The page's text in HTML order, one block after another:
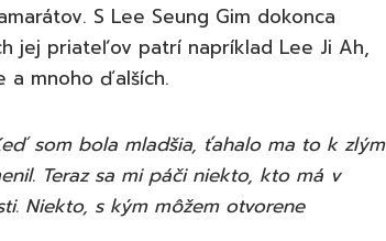
S Lee Seung Gim dokonca
jej priateľov patrí napríklad Lee Ji Ah,
a mnoho ďalších.
som bola mladšia, ťahalo ma to k zlým
Teraz sa mi páči niekto, kto má v
Niekto, s kým môžem otvorene